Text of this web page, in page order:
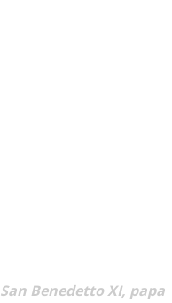
San Benedetto XI, papa